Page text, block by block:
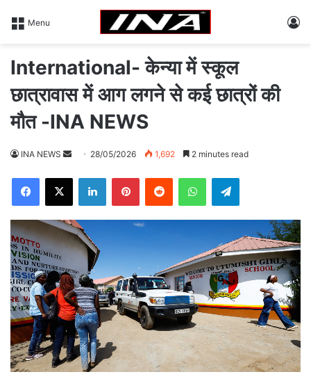
Menu
International- केन्या में स्कूल
छात्रावास में आग लगने से कई छात्रों की
मौत -INA NEWS
INA NEWS
d
a
n
e
m
a
i
l
28/05/2026 1,692 2 minutes read